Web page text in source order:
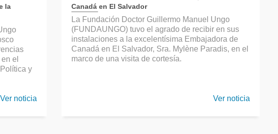
la
el
y
Ver noticia
Canadá en El Salvador
La Fundación Doctor Guillermo Manuel Ungo
(FUNDAUNGO) tuvo el agrado de recibir en sus
instalaciones a la excelentísima Embajadora de
Canadá en El Salvador, Sra. Mylène Paradis, en el
marco de una visita de cortesía.
Ver noticia